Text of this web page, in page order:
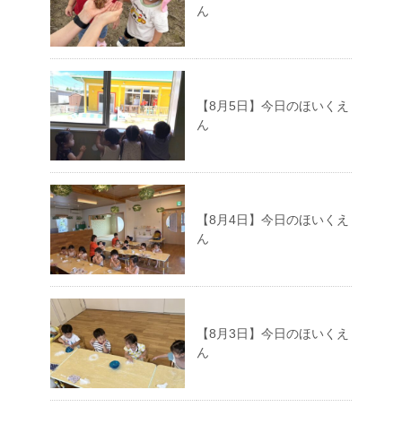
ん
【8月5日】今日のほいくえ
ん
【8月4日】今日のほいくえ
ん
【8月3日】今日のほいくえ
ん